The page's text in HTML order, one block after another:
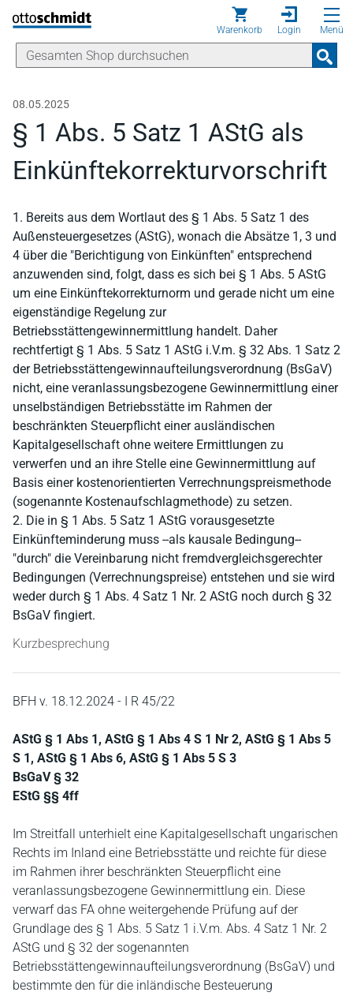
Direkt zum Inhalt
Warenkorb Login Menü
08.05.2025
§ 1 Abs. 5 Satz 1 AStG als
Einkünftekorrekturvorschrift
1. Bereits aus dem Wortlaut des § 1 Abs. 5 Satz 1 des
Außensteuergesetzes (AStG), wonach die Absätze 1, 3 und
4 über die "Berichtigung von Einkünften" entsprechend
anzuwenden sind, folgt, dass es sich bei § 1 Abs. 5 AStG
um eine Einkünftekorrekturnorm und gerade nicht um eine
eigenständige Regelung zur
Betriebsstättengewinnermittlung handelt. Daher
rechtfertigt § 1 Abs. 5 Satz 1 AStG i.V.m. § 32 Abs. 1 Satz 2
der Betriebsstättengewinnaufteilungsverordnung (BsGaV)
nicht, eine veranlassungsbezogene Gewinnermittlung einer
unselbständigen Betriebsstätte im Rahmen der
beschränkten Steuerpflicht einer ausländischen
Kapitalgesellschaft ohne weitere Ermittlungen zu
verwerfen und an ihre Stelle eine Gewinnermittlung auf
Basis einer kostenorientierten Verrechnungspreismethode
(sogenannte Kostenaufschlagmethode) zu setzen.
2. Die in § 1 Abs. 5 Satz 1 AStG vorausgesetzte
Einkünfteminderung muss ‑‑als kausale Bedingung‑‑
"durch" die Vereinbarung nicht fremdvergleichsgerechter
Bedingungen (Verrechnungspreise) entstehen und sie wird
weder durch § 1 Abs. 4 Satz 1 Nr. 2 AStG noch durch § 32
BsGaV fingiert.
Kurzbesprechung
BFH v. 18.12.2024 - I R 45/22
AStG § 1 Abs 1, AStG § 1 Abs 4 S 1 Nr 2, AStG § 1 Abs 5
S 1, AStG § 1 Abs 6, AStG § 1 Abs 5 S 3
BsGaV § 32
EStG §§ 4ff
Im Streitfall unterhielt eine Kapitalgesellschaft ungarischen
Rechts im Inland eine Betriebsstätte und reichte für diese
im Rahmen ihrer beschränkten Steuerpflicht eine
veranlassungsbezogene Gewinnermittlung ein. Diese
verwarf das FA ohne weitergehende Prüfung auf der
Grundlage des § 1 Abs. 5 Satz 1 i.V.m. Abs. 4 Satz 1 Nr. 2
AStG und § 32 der sogenannten
Betriebsstättengewinnaufteilungsverordnung (BsGaV) und
bestimmte den für die inländische Besteuerung